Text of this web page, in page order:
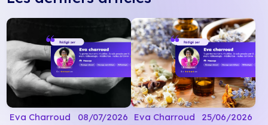
Eva Charroud 08/07/2026 Eva Charroud 25/06/2026